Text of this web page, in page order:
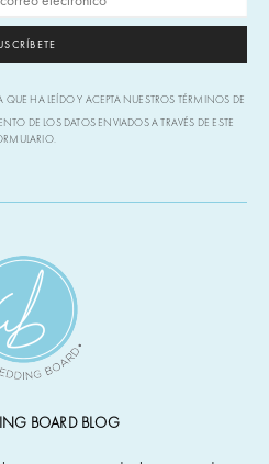
HA LEÍDO Y ACEPTA NUESTROS TÉRMINOS DE
DE LOS DATOS ENVIADOS A TRAVÉS DE ESTE
BOARD BLOG